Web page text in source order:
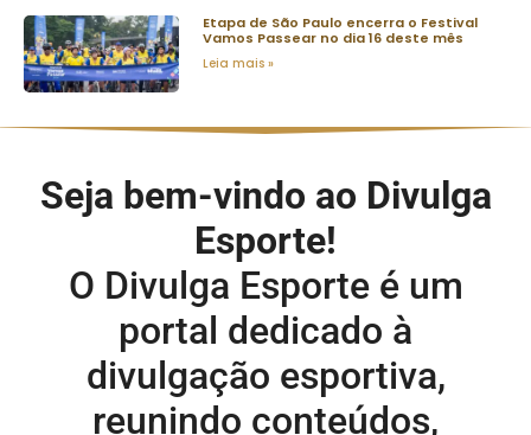
Etapa de São Paulo encerra o Festival
Vamos Passear no dia 16 deste mês
Leia mais »
Seja bem-vindo ao Divulga
Esporte!
O Divulga Esporte é um
portal dedicado à
divulgação esportiva,
reunindo conteúdos,